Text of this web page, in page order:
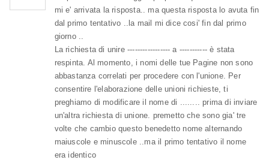
mi e' arrivata la risposta.. ma questa risposta lo avuta fin
dal primo tentativo ..la mail mi dice cosi' fin dal primo
giorno ..
La richiesta di unire ----------------- a ----------- è stata
respinta. Al momento, i nomi delle tue Pagine non sono
abbastanza correlati per procedere con l'unione. Per
consentire l'elaborazione delle unioni richieste, ti
preghiamo di modificare il nome di ........ prima di inviare
un'altra richiesta di unione. premetto che sono gia' tre
volte che cambio questo benedetto nome alternando
maiuscole e minuscole ..ma il primo tentativo il nome
era identico